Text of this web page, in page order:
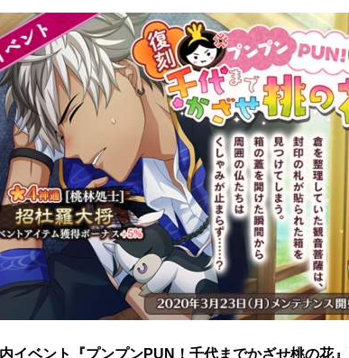
イベント『プンプンPUN！千代までかざせ桃の花』